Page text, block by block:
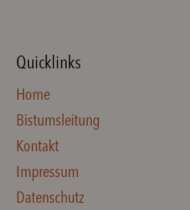
Quicklinks
Home
Bistumsleitung
Kontakt
Impressum
Datenschutz